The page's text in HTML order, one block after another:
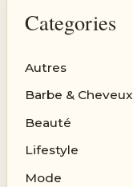
Categories
Autres
Barbe & Cheveux
Beauté
Lifestyle
Mode